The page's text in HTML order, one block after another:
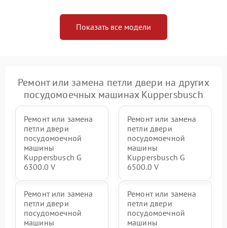
Показать все модели
Ремонт или замена петли двери на других
посудомоечных машинах Kuppersbusch
Ремонт или замена
петли двери
посудомоечной
машины
Kuppersbusch G
6300.0 V
Ремонт или замена
петли двери
посудомоечной
машины
Kuppersbusch G
6500.0 V
Ремонт или замена
петли двери
посудомоечной
машины
Ремонт или замена
петли двери
посудомоечной
машины